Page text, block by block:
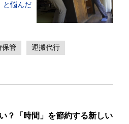
と悩んだ
保管 運搬代行
？「時間」を節約する新しい